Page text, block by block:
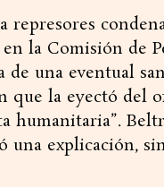
represores
la Comisión de
de una eventual
que la eyectó del
humanitaria”.
una explicación,